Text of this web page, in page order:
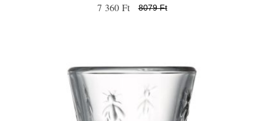
7 360 Ft 8079 Ft